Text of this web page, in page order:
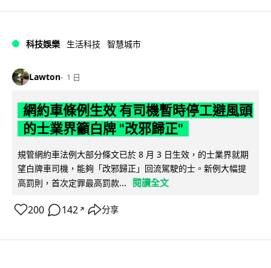
科技娛樂 生活科技 智慧城市
Lawton 1 日
網約車條例生效 有司機暫時停工避風頭
的士業界籲白牌 "改邪歸正"
規管網約車法例大部分條文已於 8 月 3 日生效，的士業界就期
望白牌車司機，能夠「改邪歸正」回流駕駛的士。新例大幅提
高罰則，首次定罪最高罰款...
閱讀全文
200 142 ↗ 分享